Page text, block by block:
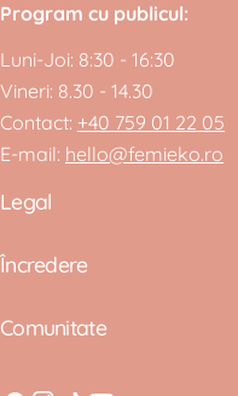
Program cu publicul:
Luni-Joi: 8:30 - 16:30
Vineri: 8.30 - 14.30
Contact: +40 759 01 22 05
E-mail: hello@femieko.ro
Legal
Încredere
Comunitate